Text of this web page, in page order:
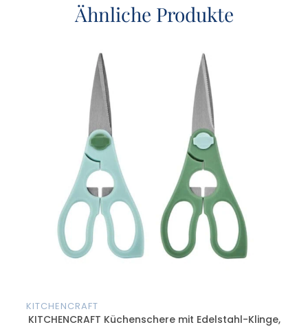
Ähnliche Produkte
KITCHENCRAFT
KITCHENCRAFT Küchenschere mit Edelstahl-Klinge,